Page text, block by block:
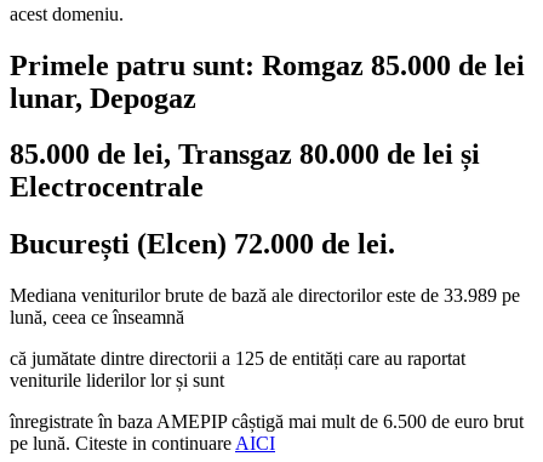
acest domeniu.
Primele patru sunt: Romgaz 85.000 de lei
lunar, Depogaz
85.000 de lei, Transgaz 80.000 de lei și
Electrocentrale
București (Elcen) 72.000 de lei.
Mediana veniturilor brute de bază ale directorilor este de 33.989 pe
lună, ceea ce înseamnă
că jumătate dintre directorii a 125 de entități care au raportat
veniturile liderilor lor și sunt
înregistrate în baza AMEPIP câștigă mai mult de 6.500 de euro brut
pe lună. Citeste in continuare AICI